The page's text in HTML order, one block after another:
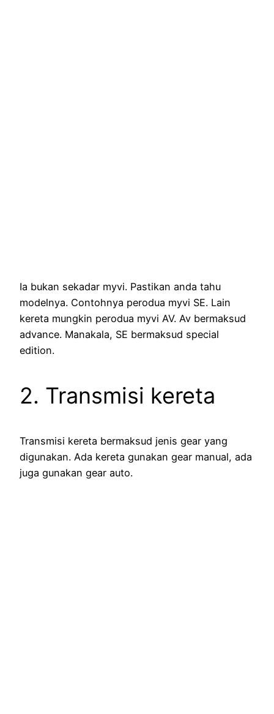
Ia bukan sekadar myvi. Pastikan anda tahu
modelnya. Contohnya perodua myvi SE. Lain
kereta mungkin perodua myvi AV. Av bermaksud
advance. Manakala, SE bermaksud special
edition.
2. Transmisi kereta
Transmisi kereta bermaksud jenis gear yang
digunakan. Ada kereta gunakan gear manual, ada
juga gunakan gear auto.